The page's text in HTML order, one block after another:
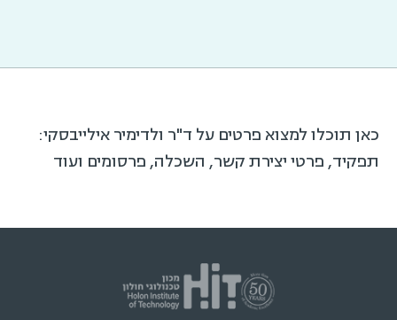
כאן תוכלו למצוא פרטים על ד"ר ולדימיר אילייבסקי:
תפקיד, פרטי יצירת קשר, השכלה, פרסומים ועוד